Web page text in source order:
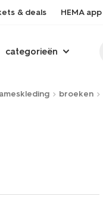
& deals HEMA app
categorieën
broeken